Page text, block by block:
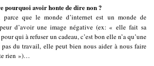
pourquoi avoir honte de dire non ?
parce que le monde d’internet est un monde de
d’avoir une image négative (ex: « elle fait sa
qui à refuser un cadeau, c’est bon elle n’a qu’une
pas du travail, elle peut bien nous aider à nous faire
rien »)…